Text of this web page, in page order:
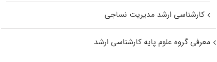
کارشناسی ارشد مدیریت نساجی
معرفی گروه علوم پایه کارشناسی ارشد